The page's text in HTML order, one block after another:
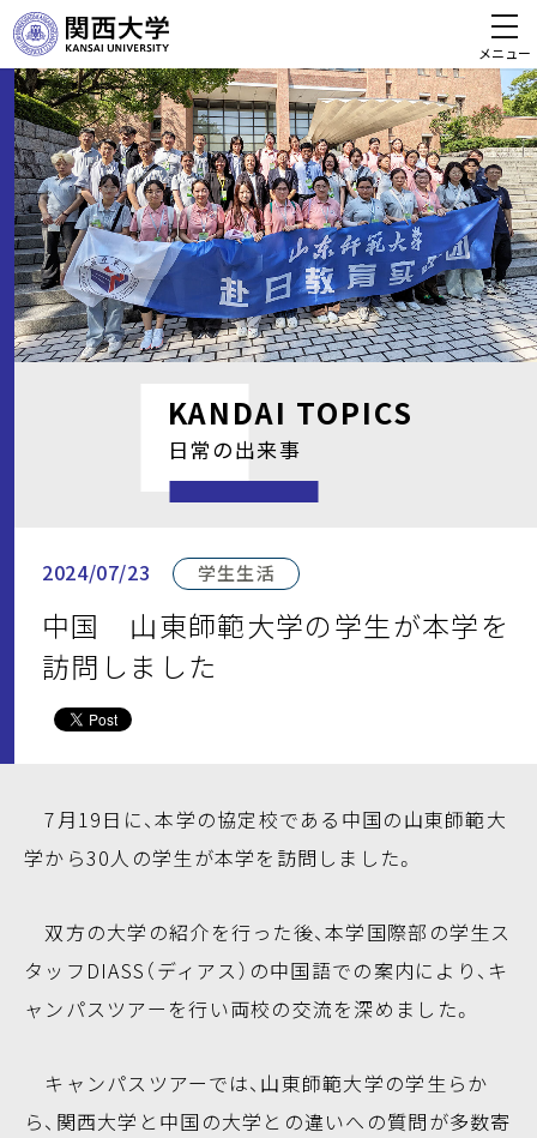
メニュー
KANDAI TOPICS
日常の出来事
2024/07/23 学生生活
中国 山東師範大学の学生が本学を
訪問しました
7月19日に、本学の協定校である中国の山東師範大
学から30人の学生が本学を訪問しました。
双方の大学の紹介を行った後、本学国際部の学生ス
タッフDIASS（ディアス）の中国語での案内により、キ
ャンパスツアーを行い両校の交流を深めました。
キャンパスツアーでは、山東師範大学の学生らか
ら、関西大学と中国の大学との違いへの質問が多数寄